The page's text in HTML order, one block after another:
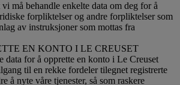
må behandle enkelte data om deg for å
forpliktelser og andre forpliktelser som
av instruksjoner som mottas fra
EN KONTO I LE CREUSET
data for å opprette en konto i Le Creuset
til en rekke fordeler tilegnet registrerte
å nyte våre tjenester, så som raskere